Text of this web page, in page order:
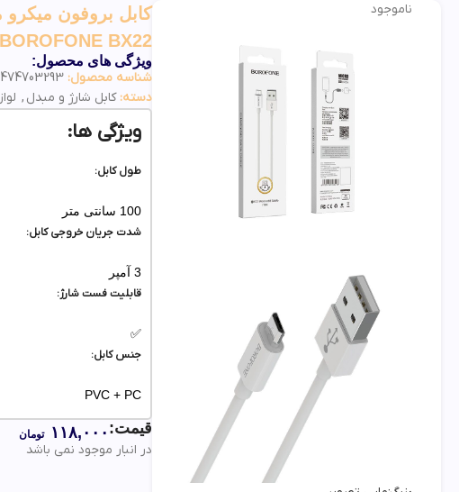
ناموجود
کابل بروفون
BOROFONE BX22
ویژگی های محصول:
شناسه محصول:
دسته: کابل شارژ و مبدل ,
ویژگی ها:
طول کابل:
100 سانتی متر
شدت جریان خروجی کابل:
3 آمپر
قابلیت فست شارژ:
✅
جنس کابل:
PVC + PC
در انبار موجود نمی باشد
قیمت: ۱۱۸,۰۰۰ تومان